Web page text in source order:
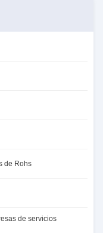
de Rohs
de servicios